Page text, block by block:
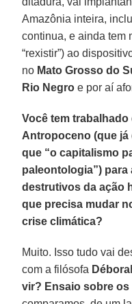
Amazônia inteira,
continua, e ainda tem
“rexistir”) ao
no Mato Grosso do
Rio Negro e por aí
Você tem
Antropoceno (que
que “o capitalismo
paleontologia”)
destrutivos da ação
que precisa mudar
crise climática?
Muito. Isso tudo vai
com a filósofa
vir? Ensaio sobre